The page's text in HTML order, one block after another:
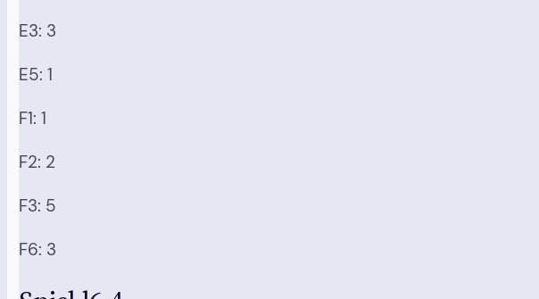
E3: 3
E5: 1
F1: 1
F2: 2
F3: 5
F6: 3